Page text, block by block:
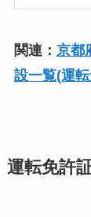
関連： 京都
設一覧(運
運転免許